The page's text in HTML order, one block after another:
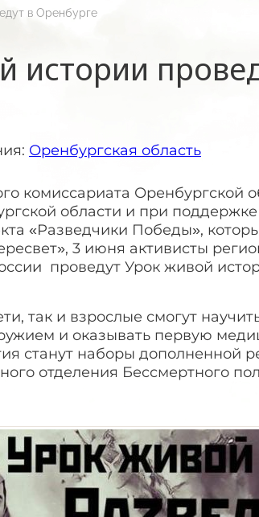
в Оренбурге
истории
Оренбургская область
комиссариата Оренбургской
области и при
«Разведчики Победы»,
3 июня активисты
проведут Урок живой
так и взрослые смогут
и оказывать первую
станут наборы дополненной
отделения Бессмертного